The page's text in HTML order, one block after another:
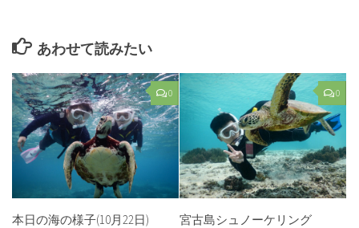
あわせて読みたい
0
本日の海の様子(10月22日)
0
宮古島シュノーケリング